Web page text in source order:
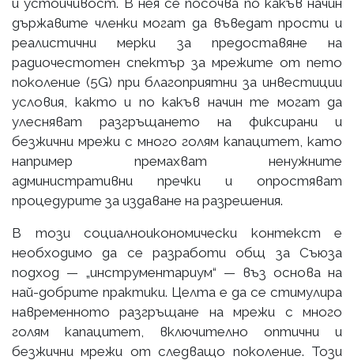
държавите членки могат да въведат прости и
реалистични мерки за предоставяне на
радиочестотен спектър за мрежите от пето
поколение (5G) при благоприятни за инвестиции
условия, както и по какъв начин те могат да
улесняват разгръщането на фиксирани и
безжични мрежи с много голям капацитет, като
например премахват ненужните
административни пречки и опростяват
процедурите за издаване на разрешения.
В този социалноикономически контекст е
необходимо да се разработи общ за Съюза
подход — „инструментариум“ — въз основа на
най-добрите практики. Целта е да се стимулира
навременното разгръщане на мрежи с много
голям капацитет, включително оптични и
безжични мрежи от следващо поколение. Този